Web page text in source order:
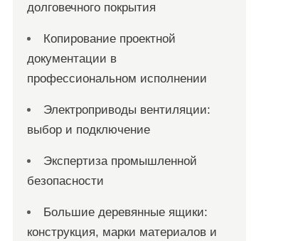
долговечного покрытия
Копирование проектной
документации в
профессиональном исполнении
Электроприводы вентиляции:
выбор и подключение
Экспертиза промышленной
безопасности
Большие деревянные ящики:
конструкция, марки материалов и